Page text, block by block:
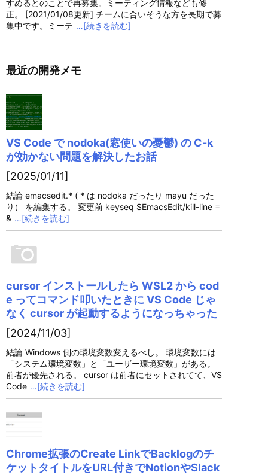
すめるとのことで再募集。ミーティング情報なども修
正。 [2021/01/08更新] チームに合いそうな方を長期で募
集中です。ミーテ …[続きを読む]
最近の開発メモ
VS Code で nodoka(窓使いの憂鬱) の C-k
が効かない問題を解決したお話
[2025/01/11]
結論 emacsedit.* ( * は nodoka だったり mayu だった
り） を編集する。 変更前 keyseq $EmacsEdit/kill-line =
& …[続きを読む]
cursor インストールしたら WSL2 から cod
e ってコマンド叩いたときに VS Code じゃ
なく cursor が起動するようになっちゃった
[2024/11/03]
結論 Windows 側の環境変数変えるべし。 環境変数には
「システム環境変数」と「ユーザー環境変数」がある。
前者が優先される。 cursor は前者にセットされてて、VS
Code …[続きを読む]
Chrome拡張のCreate LinkでBacklogのチ
ケットタイトルをURL付きでNotionやSlack